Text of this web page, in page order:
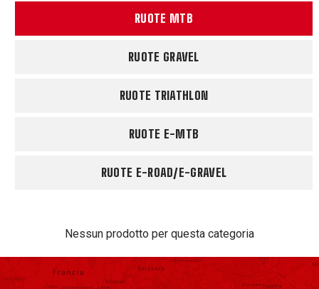
RUOTE MTB
RUOTE GRAVEL
RUOTE TRIATHLON
RUOTE E-MTB
RUOTE E-ROAD/E-GRAVEL
Nessun prodotto per questa categoria